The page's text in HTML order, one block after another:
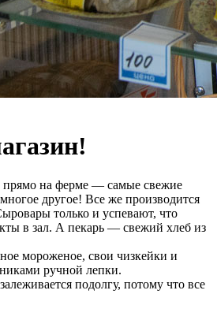
прямо на ферме — самые свежие
другое! Все же производится
только и успевают, что
в зал. А пекарь — свежий хлеб из
мороженое, свои чизкейки и
ручной лепки.
подолгу, потому что все